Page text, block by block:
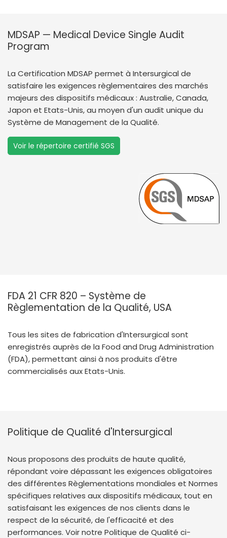
MDSAP — Medical Device Single Audit
Program
La Certification MDSAP permet à Intersurgical de
satisfaire les exigences règlementaires des marchés
majeurs des dispositifs médicaux : Australie, Canada,
Japon et Etats-Unis, au moyen d'un audit unique du
Système de Management de la Qualité.
Voir le répertoire certifié SGS
FDA 21 CFR 820 – Système de
Règlementation de la Qualité, USA
Tous les sites de fabrication d'Intersurgical sont
enregistrés auprès de la Food and Drug Administration
(FDA), permettant ainsi à nos produits d'être
commercialisés aux Etats-Unis.
Politique de Qualité d'Intersurgical
Nous proposons des produits de haute qualité,
répondant voire dépassant les exigences obligatoires
des différentes Règlementations mondiales et Normes
spécifiques relatives aux dispositifs médicaux, tout en
satisfaisant les exigences de nos clients dans le
respect de la sécurité, de l'efficacité et des
performances. Voir notre Politique de Qualité ci-